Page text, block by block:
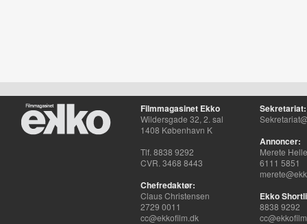
Filmmagasinet Ekko
Wildersgade 32, 2. sal
1408 København K
Tlf. 8838 9292
CVR. 3468 8443
Chefredaktør:
Claus Christensen
2729 0011
cc@ekkofilm.dk
Sekretariat:
Annoncer:
Merete
6111 5851
Ekko
8838 9292